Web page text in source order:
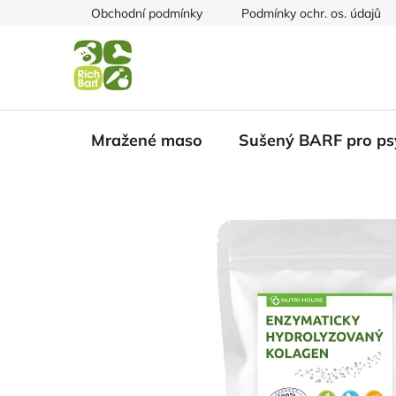
Obchodní podmínky Podmínky ochr. os. údajů
Mražené maso Sušený BARF pro